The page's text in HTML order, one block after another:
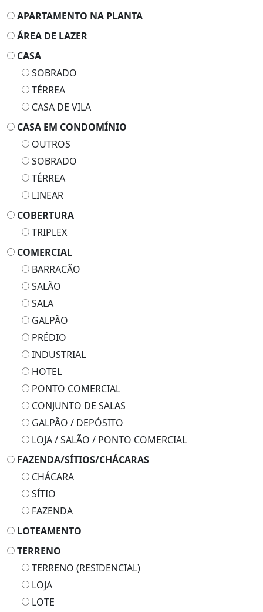
APARTAMENTO NA PLANTA
ÁREA DE LAZER
CASA
SOBRADO
TÉRREA
CASA DE VILA
CASA EM CONDOMÍNIO
OUTROS
SOBRADO
TÉRREA
LINEAR
COBERTURA
TRIPLEX
COMERCIAL
BARRACÃO
SALÃO
SALA
GALPÃO
PRÉDIO
INDUSTRIAL
HOTEL
PONTO COMERCIAL
CONJUNTO DE SALAS
GALPÃO / DEPÓSITO
LOJA / SALÃO / PONTO COMERCIAL
FAZENDA/SÍTIOS/CHÁCARAS
CHÁCARA
SÍTIO
FAZENDA
LOTEAMENTO
TERRENO
TERRENO (RESIDENCIAL)
LOJA
LOTE